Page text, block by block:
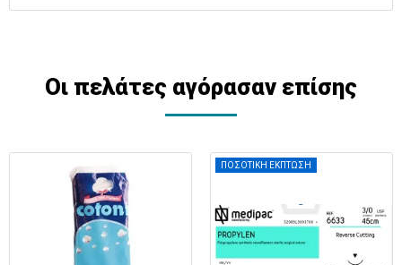
Οι πελάτες αγόρασαν επίσης
ΠΟΣΟΤΙΚΗ ΕΚΠΤΩΣΗ